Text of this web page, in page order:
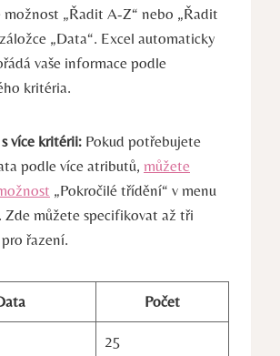
možnost „Řadit A-Z“ nebo „Řadit
„Data“. Excel automaticky
vaše informace podle
kritéria.
více kritérii: Pokud potřebujete
podle více atributů, můžete
„Pokročilé třídění“ v menu
Zde můžete specifikovat až tři
řazení.
Počet
25